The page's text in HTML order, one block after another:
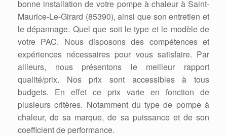
bonne installation de votre pompe à chaleur à Saint-
Maurice-Le-Girard (85390), ainsi que son entretien et
le dépannage. Quel que soit le type et le modèle de
votre PAC. Nous disposons des compétences et
expériences nécessaires pour vous satisfaire. Par
ailleurs, nous présentons le meilleur rapport
qualité/prix. Nos prix sont accessibles à tous
budgets. En effet ce prix varie en fonction de
plusieurs critères. Notamment du type de pompe à
chaleur, de sa marque, de sa puissance et de son
coefficient de performance.